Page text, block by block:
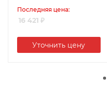
Последняя цена:
16 421 ₽
Уточнить цену